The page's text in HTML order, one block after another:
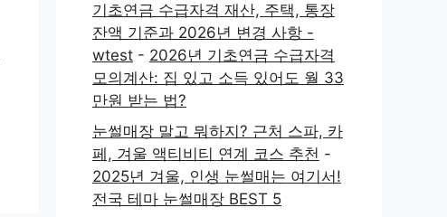
기초연금 수급자격 재산, 주택, 통장
잔액 기준과 2026년 변경 사항 -
wtest - 2026년 기초연금 수급자격
모의계산: 집 있고 소득 있어도 월 33
만원 받는 법?
눈썰매장 말고 뭐하지? 근처 스파, 카
페, 겨울 액티비티 연계 코스 추천 -
2025년 겨울, 인생 눈썰매는 여기서!
전국 테마 눈썰매장 BEST 5